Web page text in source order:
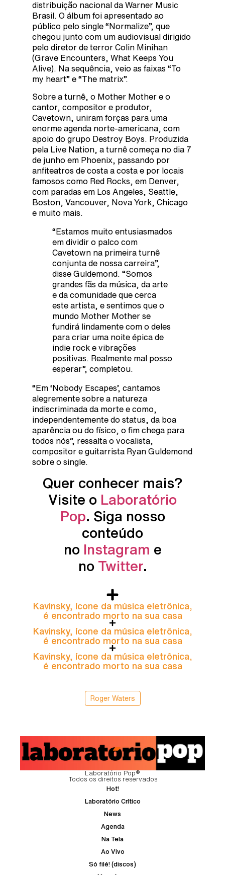
distribuição nacional da Warner Music
Brasil. O álbum foi apresentado ao
público pelo single “Normalize”, que
chegou junto com um audiovisual dirigido
pelo diretor de terror Colin Minihan
(Grave Encounters, What Keeps You
Alive). Na sequência, veio as faixas “To
my heart” e “The matrix”.
Sobre a turnê, o Mother Mother e o
cantor, compositor e produtor,
Cavetown, uniram forças para uma
enorme agenda norte-americana, com
apoio do grupo Destroy Boys. Produzida
pela Live Nation, a turnê começa no dia 7
de junho em Phoenix, passando por
anfiteatros de costa a costa e por locais
famosos como Red Rocks, em Denver,
com paradas em Los Angeles, Seattle,
Boston, Vancouver, Nova York, Chicago
e muito mais.
“Estamos muito entusiasmados
em dividir o palco com
Cavetown na primeira turnê
conjunta de nossa carreira”,
disse Guldemond. “Somos
grandes fãs da música, da arte
e da comunidade que cerca
este artista, e sentimos que o
mundo Mother Mother se
fundirá lindamente com o deles
para criar uma noite épica de
indie rock e vibrações
positivas. Realmente mal posso
esperar”, completou.
“Em ‘Nobody Escapes’, cantamos
alegremente sobre a natureza
indiscriminada da morte e como,
independentemente do status, da boa
aparência ou do físico, o fim chega para
todos nós”, ressalta o vocalista,
compositor e guitarrista Ryan Guldemond
sobre o single.
Quer conhecer mais?
Visite o Laboratório
Pop. Siga nosso
conteúdo
no Instagram e
no Twitter.
Kavinsky, ícone da música eletrônica,
é encontrado morto na sua casa
Kavinsky, ícone da música eletrônica,
é encontrado morto na sua casa
Kavinsky, ícone da música eletrônica,
é encontrado morto na sua casa
Roger Waters
Laboratório Pop®
Todos os direitos reservados
Hot!
Laboratório Crítico
News
Agenda
Na Tela
Ao Vivo
Só filé! (discos)